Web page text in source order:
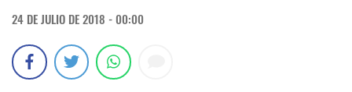
24 DE JULIO DE 2018 - 00:00